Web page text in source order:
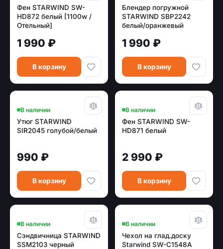
Фен STARWIND SW-
HD872 белый [1100w /
Отельный]
1 990 ₽
В корзину
Блендер погружной
STARWIND SBP2242
белый/оранжевый
1 990 ₽
В корзину
В наличии
Утюг STARWIND
SIR2045 голубой/белый
990 ₽
В корзину
В наличии
Фен STARWIND SW-
HD871 белый
2 990 ₽
В корзину
В наличии
Сэндвичница STARWIND
SSM2103 черный
В наличии
Чехол на глад.доску
Starwind SW-C1548A